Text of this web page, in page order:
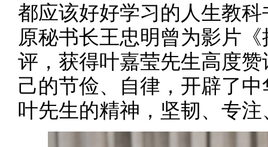
都应该好好学习的人生教
原秘书长王忠明曾为影片
评，获得叶嘉莹先生高度
己的节俭、自律，开辟了
叶先生的精神，坚韧、专